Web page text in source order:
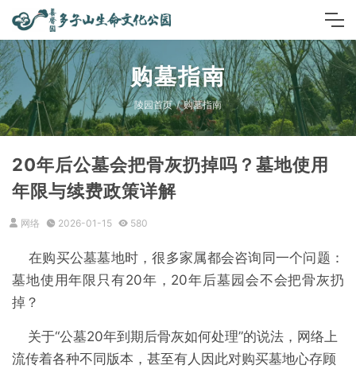
购墓指南
陵园首页 购墓指南
20年后公墓会把骨灰扔掉吗？墓地使用
年限与续费政策详解
网络 2026-01-15 580
在购买公墓墓地时，很多家属都会咨询同一个问题：
墓地使用年限只有20年，20年后墓园会不会把骨灰扔
掉？
关于“公墓20年到期后骨灰如何处理”的说法，网络上
流传着各种不同版本，甚至有人因此对购买墓地心存顾